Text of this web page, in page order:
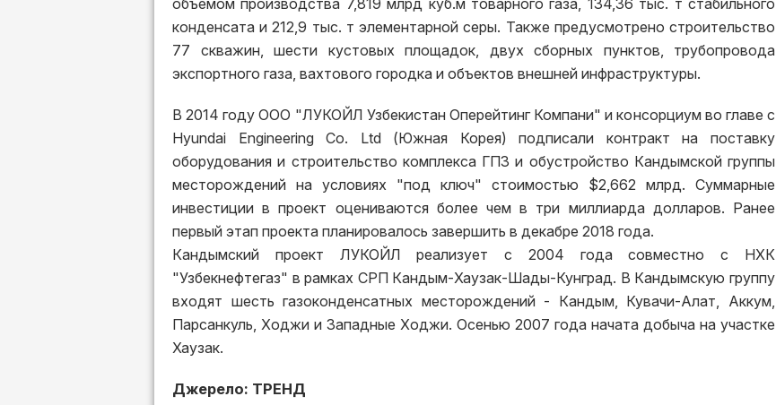
объемом производства 7,819 млрд куб.м товарного газа, 134,36 тыс. т стабильного
конденсата и 212,9 тыс. т элементарной серы. Также предусмотрено строительство
77 скважин, шести кустовых площадок, двух сборных пунктов, трубопровода
экспортного газа, вахтового городка и объектов внешней инфраструктуры.
В 2014 году ООО "ЛУКОЙЛ Узбекистан Оперейтинг Компани" и консорциум во главе с
Hyundai Engineering Co. Ltd (Южная Корея) подписали контракт на поставку
оборудования и строительство комплекса ГПЗ и обустройство Кандымской группы
месторождений на условиях "под ключ" стоимостью $2,662 млрд. Суммарные
инвестиции в проект оцениваются более чем в три миллиарда долларов. Ранее
первый этап проекта планировалось завершить в декабре 2018 года.
Кандымский проект ЛУКОЙЛ реализует с 2004 года совместно с НХК
"Узбекнефтегаз" в рамках СРП Кандым-Хаузак-Шады-Кунград. В Кандымскую группу
входят шесть газоконденсатных месторождений - Кандым, Кувачи-Алат, Аккум,
Парсанкуль, Ходжи и Западные Ходжи. Осенью 2007 года начата добыча на участке
Хаузак.
Джерело: ТРЕНД